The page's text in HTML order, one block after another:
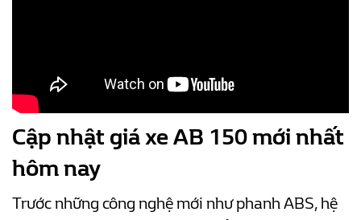
Cập nhật giá xe AB 150 mới nhất
hôm nay
Trước những công nghệ mới như phanh ABS, hệ